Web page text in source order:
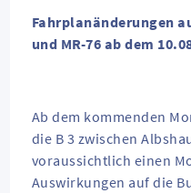
Fahrplanänderungen
und MR-76 ab dem
Ab dem kommenden
die B 3 zwischen
voraussichtlich einen
Auswirkungen auf die